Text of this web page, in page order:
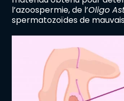
l’azoospermie, de l’Oligo
spermatozoïdes de